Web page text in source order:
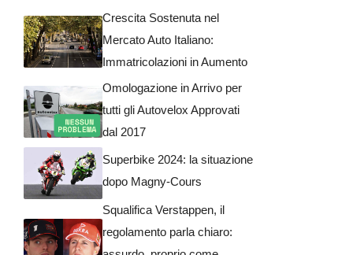
Crescita Sostenuta nel
Mercato Auto Italiano:
Immatricolazioni in Aumento
Omologazione in Arrivo per
tutti gli Autovelox Approvati
dal 2017
Superbike 2024: la situazione
dopo Magny-Cours
Squalifica Verstappen, il
regolamento parla chiaro: